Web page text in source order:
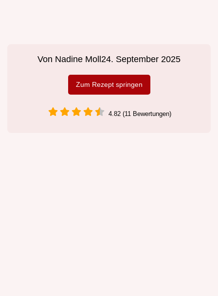
Von Nadine Moll 24. September 2025
Zum Rezept springen
4.82 (11 Bewertungen)